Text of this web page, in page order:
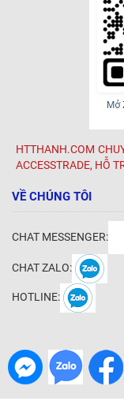
HTTHANH.COM
ACCESSTRADE, HỖ
VỀ CHÚNG TÔI
CHAT MESSENGER:
CHAT ZALO:
HOTLINE: